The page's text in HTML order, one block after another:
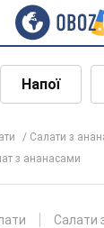
Напої
Салати з
з ананасами
Салати